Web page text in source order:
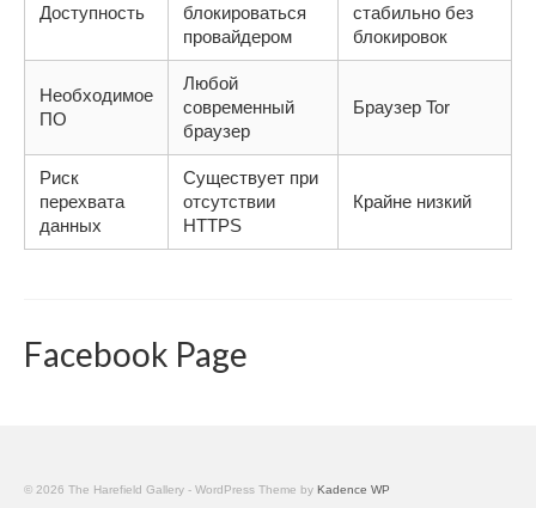
Доступность
блокироваться
провайдером
стабильно без
блокировок
Необходимое
ПО
Любой
современный
браузер
Браузер Tor
Риск
перехвата
данных
Существует при
отсутствии
HTTPS
Крайне низкий
Facebook Page
© 2026 The Harefield Gallery - WordPress Theme by Kadence WP